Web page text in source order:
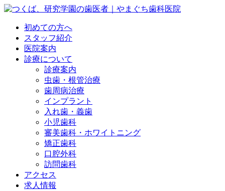
初めての方へ
スタッフ紹介
医院案内
診療について
診療案内
虫歯・根管治療
歯周病治療
インプラント
入れ歯・義歯
小児歯科
審美歯科・ホワイトニング
矯正歯科
口腔外科
訪問歯科
アクセス
求人情報